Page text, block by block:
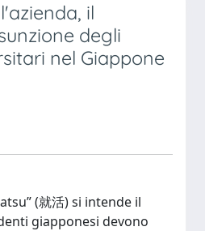
il
degli
nel Giappone
(就活) si intende il
giapponesi devono